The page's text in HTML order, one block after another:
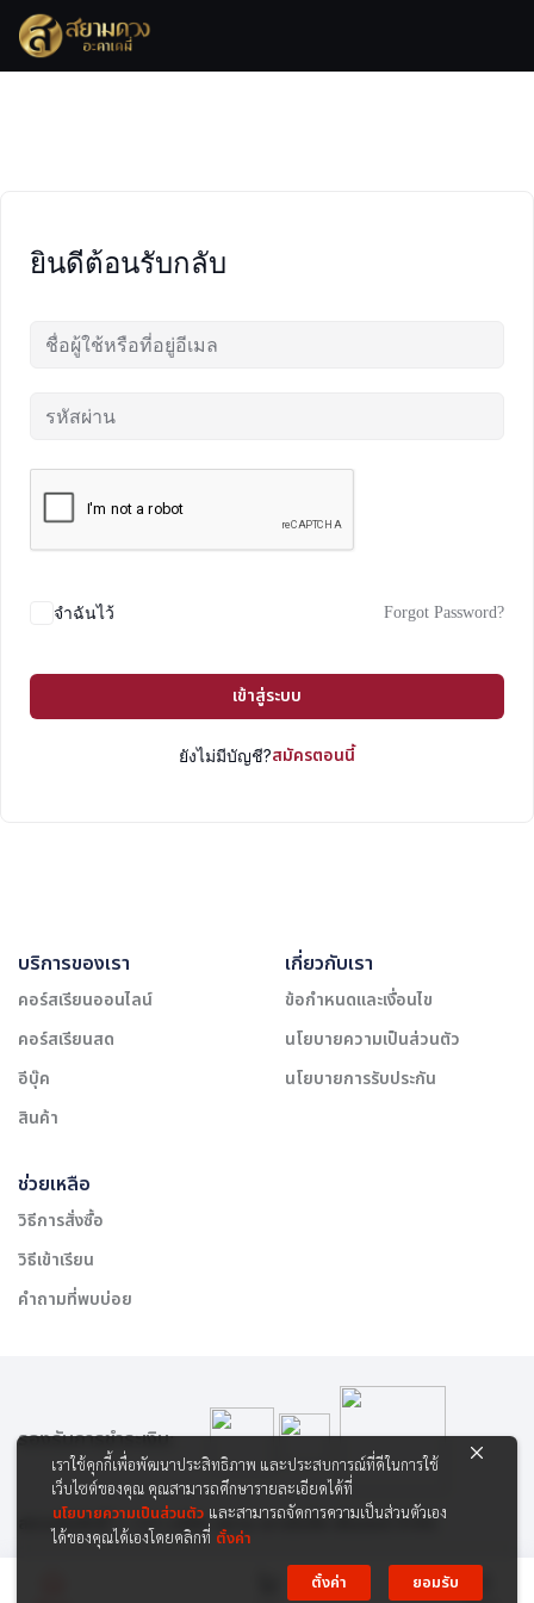
Skip
content
ยินดีต้อนรับกลับ
จำฉันไว้ Forgot Password?
เข้าสู่ระบบ
ยังไม่มีบัญชี?สมัครตอนนี้
บริการของเรา
คอร์สเรียนออนไลน์
คอร์สเรียนสด
อีบุ๊ค
สินค้า
เกี่ยวกับเรา
ข้อกำหนดและเงื่อนไข
นโยบายความเป็นส่วนตัว
นโยบายการรับประกัน
ช่วยเหลือ
วิธีการสั่งซื้อ
วิธีเข้าเรียน
คำถามที่พบบ่อย
สงวนลิขสิทธิ์ © 2565 บริษัท สยาม เคาเซิลลิ่ง เซ็นเตอร์ จำกัด
รองรับการชำระเงิน:
เราใช้คุกกี้เพื่อพัฒนาประสิทธิภาพ และประสบการณ์ที่ดีในการใช้
เว็บไซต์ของคุณ คุณสามารถศึกษารายละเอียดได้ที่
นโยบายความเป็นส่วนตัว และสามารถจัดการความเป็นส่วนตัวเอง
ได้ของคุณได้เองโดยคลิกที่ ตั้งค่า
ตั้งค่า
ยอมรับ